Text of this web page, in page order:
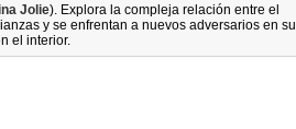
Jolie). Explora la compleja relación entre el
y se enfrentan a nuevos adversarios en su
el interior.